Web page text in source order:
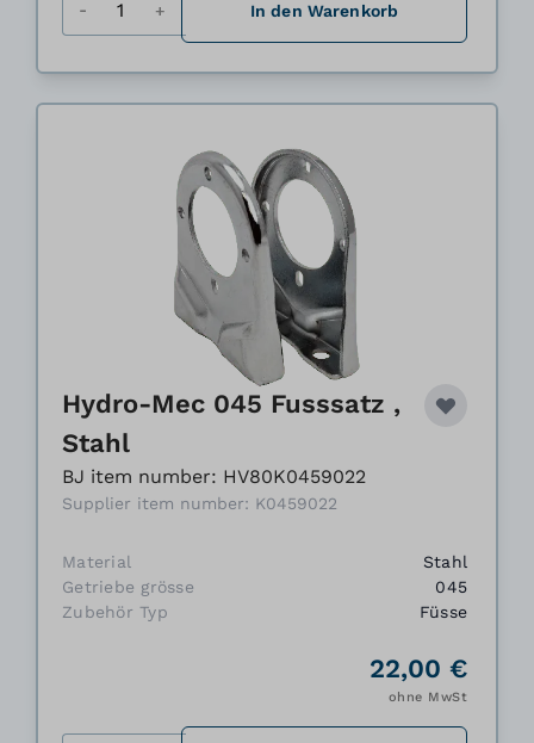
In den Warenkorb
Hydro-Mec 045 Fusssatz ,
Stahl
BJ item number: HV80K0459022
Supplier item number: K0459022
Material
Stahl
Getriebe grösse
045
Zubehör Typ
Füsse
22,00 €
ohne MwSt